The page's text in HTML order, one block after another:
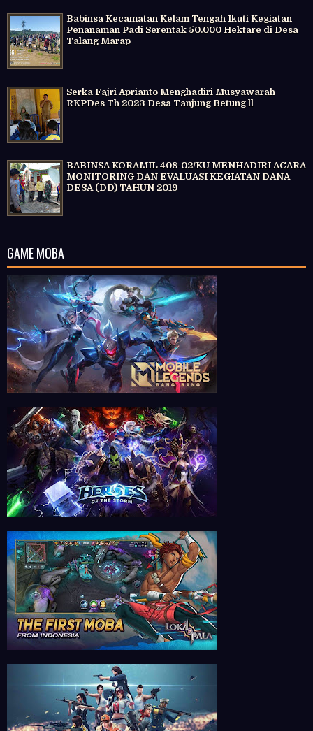
Babinsa Kecamatan Kelam Tengah Ikuti Kegiatan
Penanaman Padi Serentak 50.000 Hektare di Desa
Talang Marap
Serka Fajri Aprianto Menghadiri Musyawarah
RKPDes Th 2023 Desa Tanjung Betung ll
BABINSA KORAMIL 408-02/KU MENHADIRI ACARA
MONITORING DAN EVALUASI KEGIATAN DANA
DESA (DD) TAHUN 2019
GAME MOBA